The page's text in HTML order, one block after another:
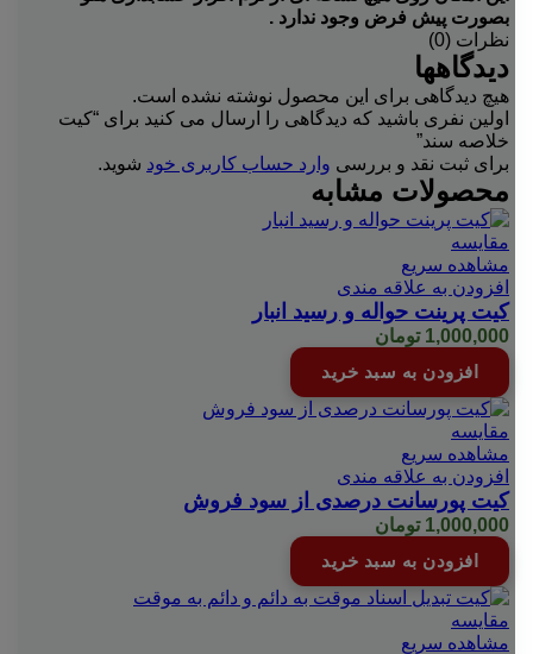
بصورت پیش فرض وجود ندارد .
نظرات (0)
دیدگاهها
هیچ دیدگاهی برای این محصول نوشته نشده است.
اولین نفری باشید که دیدگاهی را ارسال می کنید برای “کیت
خلاصه سند”
برای ثبت نقد و بررسی وارد حساب کاربری خود شوید.
محصولات مشابه
مقایسه
مشاهده سریع
افزودن به علاقه مندی
کیت پرینت حواله و رسید انبار
1,000,000 تومان
افزودن به سبد خرید
مقایسه
مشاهده سریع
افزودن به علاقه مندی
کیت پورسانت درصدی از سود فروش
1,000,000 تومان
افزودن به سبد خرید
مقایسه
مشاهده سریع